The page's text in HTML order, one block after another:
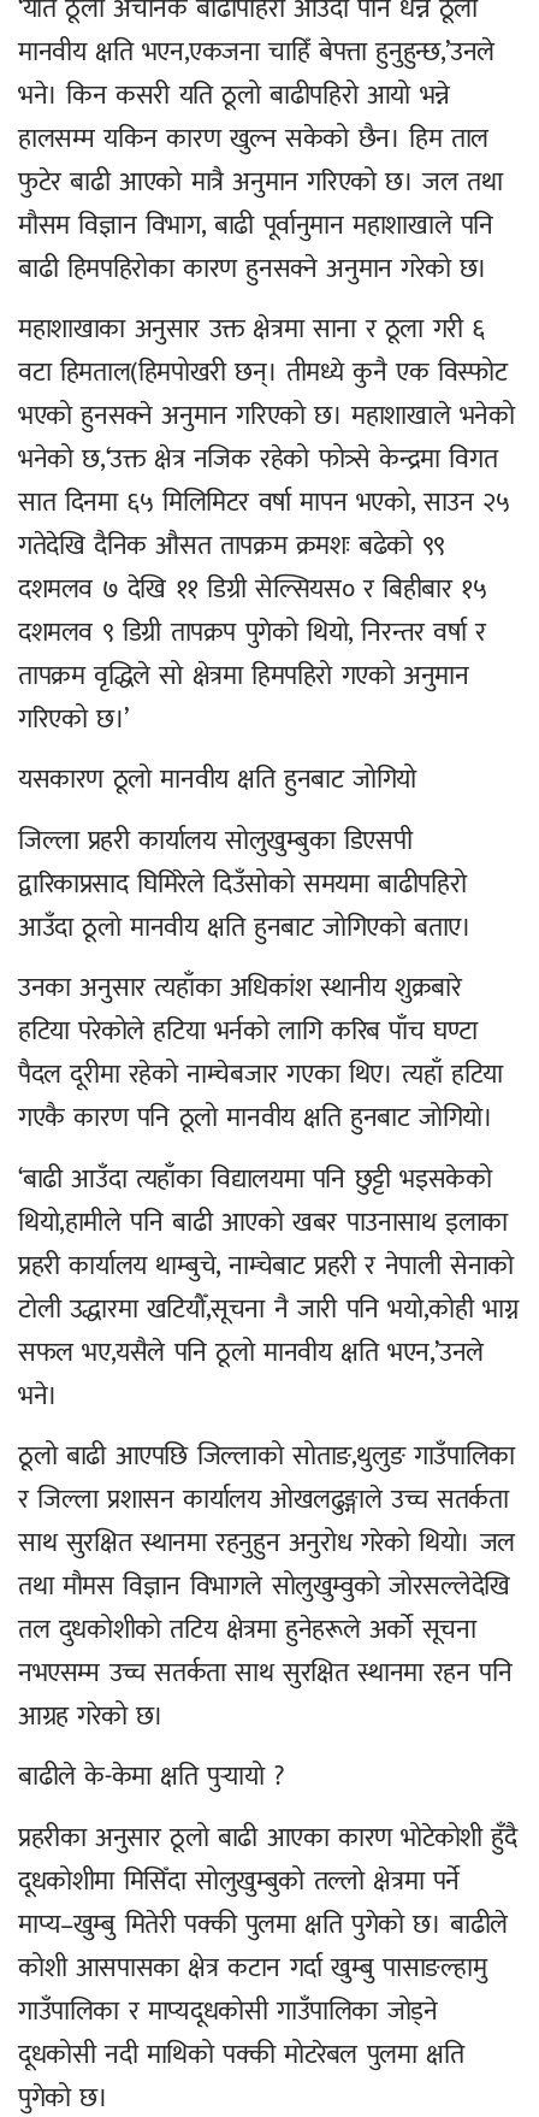
मानवीय क्षति भएन,एकजना चाहिँ बेपत्ता हुनुहुन्छ,’उनले
भने। किन कसरी यति ठूलो बाढीपहिरो आयो भन्ने
हालसम्म यकिन कारण खुल्न सकेको छैन। हिम ताल
फुटेर बाढी आएको मात्रै अनुमान गरिएको छ। जल तथा
मौसम विज्ञान विभाग, बाढी पूर्वानुमान महाशाखाले पनि
बाढी हिमपहिरोका कारण हुनसक्ने अनुमान गरेको छ।
महाशाखाका अनुसार उक्त क्षेत्रमा साना र ठूला गरी ६
वटा हिमताल(हिमपोखरी छन्। तीमध्ये कुनै एक विस्फोट
भएको हुनसक्ने अनुमान गरिएको छ। महाशाखाले भनेको
भनेको छ,‘उक्त क्षेत्र नजिक रहेको फोत्र्से केन्द्रमा विगत
सात दिनमा ६५ मिलिमिटर वर्षा मापन भएको, साउन २५
गतेदेखि दैनिक औसत तापक्रम क्रमशः बढेको ९९
दशमलव ७ देखि ११ डिग्री सेल्सियस० र बिहीबार १५
दशमलव ९ डिग्री तापक्रप पुगेको थियो, निरन्तर वर्षा र
तापक्रम वृद्धिले सो क्षेत्रमा हिमपहिरो गएको अनुमान
गरिएको छ।’
यसकारण ठूलो मानवीय क्षति हुनबाट जोगियो
​जिल्ला प्रहरी कार्यालय सोलुखुम्बुका डिएसपी
द्वारिकाप्रसाद घिमिरेले दिउँसोको समयमा बाढीपहिरो
आउँदा ठूलो मानवीय क्षति हुनबाट जोगिएको बताए।
उनका अनुसार त्यहाँका अधिकांश स्थानीय शुक्रबारे
हटिया परेकोले हटिया भर्नको लागि करिब पाँच घण्टा
पैदल दूरीमा रहेको नाम्चेबजार गएका थिए। त्यहाँ हटिया
गएकै कारण पनि ठूलो मानवीय क्षति हुनबाट जोगियो।
‘बाढी आउँदा त्यहाँका विद्यालयमा पनि छुट्टी भइसकेको
थियो,हामीले पनि बाढी आएको खबर पाउनासाथ इलाका
प्रहरी कार्यालय थाम्बुचे, नाम्चेबाट प्रहरी र नेपाली सेनाको
टोली उद्धारमा खटियौँ,सूचना नै जारी पनि भयो,कोही भाग्न
सफल भए,यसैले पनि ठूलो मानवीय क्षति भएन,’उनले
भने।
ठूलो बाढी आएपछि जिल्लाको सोताङ,थुलुङ गाउँपालिका
र जिल्ला प्रशासन कार्यालय ओखलढुङ्गाले उच्च सतर्कता
साथ सुरक्षित स्थानमा रहनुहुन अनुरोध गरेको थियो। जल
तथा मौमस विज्ञान विभागले सोलुखुम्वुको जोरसल्लेदेखि
तल दुधकोशीको तटिय क्षेत्रमा हुनेहरूले अर्को सूचना
नभएसम्म उच्च सतर्कता साथ सुरक्षित स्थानमा रहन पनि
आग्रह गरेको छ।
बाढीले के-केमा क्षति पुर्‍यायो ?
प्रहरीका अनुसार ठूलो बाढी आएका कारण भोटेकोशी हुँदै
दूधकोशीमा मिसिँदा सोलुखुम्बुको तल्लो क्षेत्रमा पर्ने
माप्य–खुम्बु मितेरी पक्की पुलमा क्षति पुगेको छ। बाढीले
कोशी आसपासका क्षेत्र कटान गर्दा खुम्बु पासाङल्हामु
गाउँपालिका र माप्यदूधकोसी गाउँपालिका जोड्ने
दूधकोसी नदी माथिको पक्की मोटरेबल पुलमा क्षति
पुगेको छ।